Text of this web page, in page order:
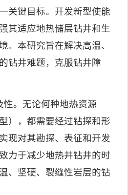
关键目标。开发新型使能
其适应地热储层钻井和生
。本研究旨在解决高温、
钻井难题，克服钻井障
。 无论何种地热资源
），都需要经过钻探和形
现对其勘探、表征和开发
力于减少地热井钻井的时
、坚硬、裂缝性岩层的钻